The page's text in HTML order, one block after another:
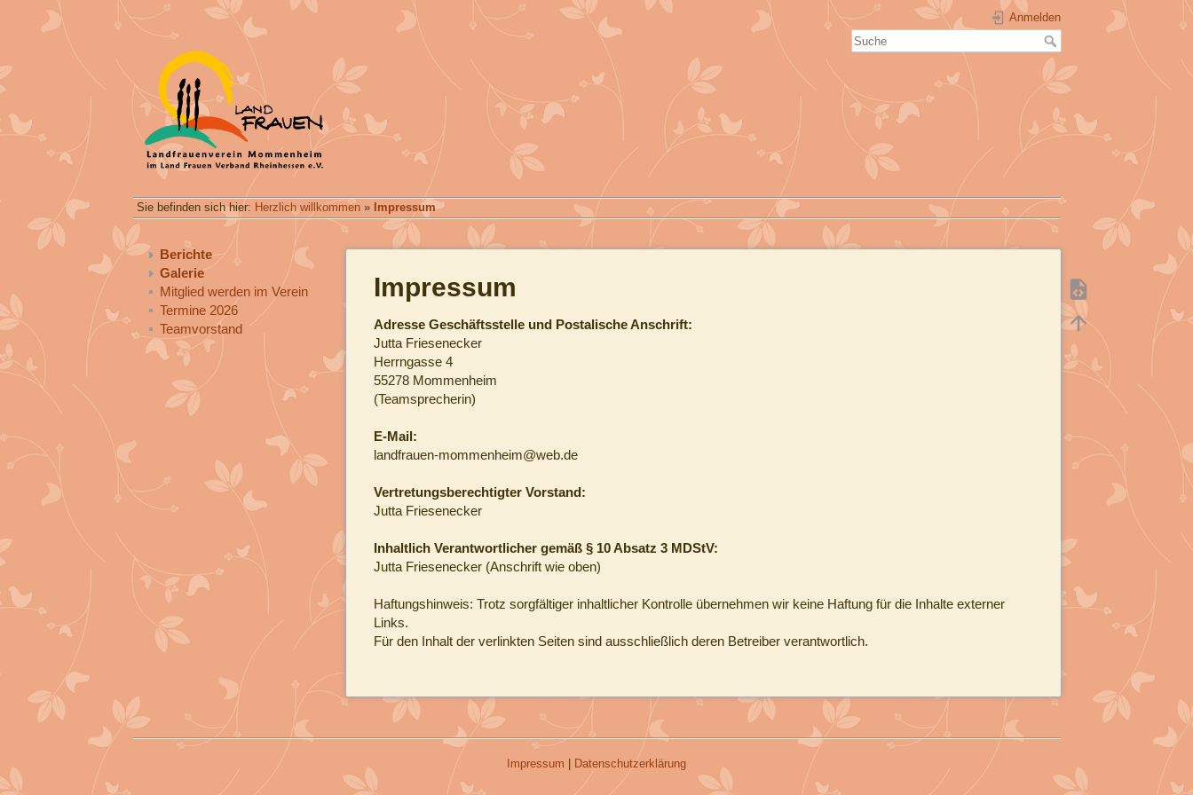
Anmelden
Sie befinden sich hier: Herzlich willkommen » Impressum
Berichte
Galerie
Mitglied werden im Verein
Termine 2026
Teamvorstand
Impressum
Adresse Geschäftsstelle und Postalische Anschrift:
Jutta Friesenecker
Herrngasse 4
55278 Mommenheim
(Teamsprecherin)
E-Mail:
landfrauen-mommenheim@web.de
Vertretungsberechtigter Vorstand:
Jutta Friesenecker
Inhaltlich Verantwortlicher gemäß § 10 Absatz 3 MDStV:
Jutta Friesenecker (Anschrift wie oben)
Haftungshinweis: Trotz sorgfältiger inhaltlicher Kontrolle übernehmen wir keine Haftung für die Inhalte externer
Links.
Für den Inhalt der verlinkten Seiten sind ausschließlich deren Betreiber verantwortlich.
Impressum Datenschutzerklärung